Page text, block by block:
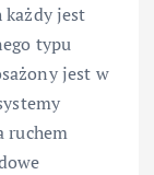
każdy jest
typu
jest w
ruchem